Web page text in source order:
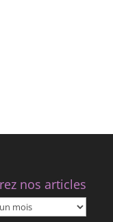
nos articles